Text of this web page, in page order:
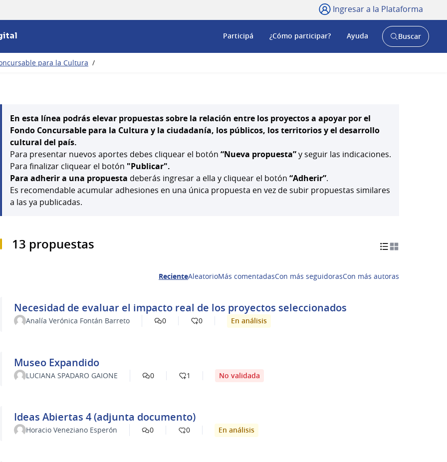
Ingresar a la Plataforma
Participá ¿Cómo participar? Ayuda
AbrirBuscar
para la Cultura /
En esta línea podrás elevar propuestas sobre la relación entre los proyectos a apoyar por el
Fondo Concursable para la Cultura y la ciudadanía, los públicos, los territorios y el desarrollo
cultural del país.
Para presentar nuevos aportes debes cliquear el botón “Nueva propuesta”y seguir las indicaciones.
Para finalizar cliquear el botón "Publicar".
Para adherir a una propuesta deberás ingresar a ella y cliquear el botón “Adherir”.
Es recomendable acumular adhesiones en una única propuesta en vez de subir propuestas similares
a las ya publicadas.
13 propuestas
RecienteAleatorioMás comentadasCon más seguidorasCon más autoras
Necesidad de evaluar el impacto real de los proyectos seleccionados
Analía Verónica Fontán Barreto 0 0 En análisis
Museo Expandido
LUCIANA SPADARO GAIONE 0 1 No validada
Ideas Abiertas 4 (adjunta documento)
Horacio Veneziano Esperón 0 0 En análisis